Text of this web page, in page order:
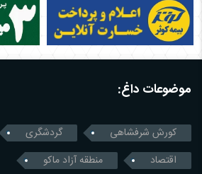
موضوعات داغ:
کورش شرفشاهی گردشگری
اقتصاد
منطقه آزاد ماکو